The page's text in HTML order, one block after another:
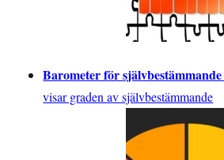
Barometer för självbestämmande
visar graden av självbestämmande